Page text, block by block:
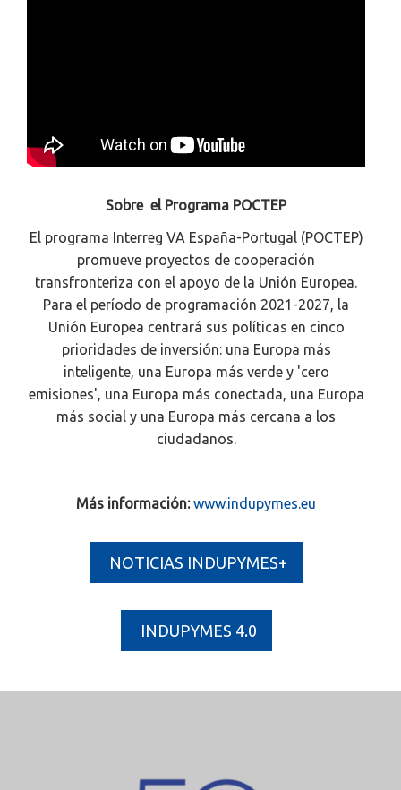
Sobre el Programa POCTEP
El programa Interreg VA España-Portugal (POCTEP)
promueve proyectos de cooperación
transfronteriza con el apoyo de la Unión Europea.
Para el período de programación 2021-2027, la
Unión Europea centrará sus políticas en cinco
prioridades de inversión: una Europa más
inteligente, una Europa más verde y 'cero
emisiones', una Europa más conectada, una Europa
más social y una Europa más cercana a los
ciudadanos.
Más información:www.indupymes.eu
NOTICIAS INDUPYMES+
INDUPYMES 4.0